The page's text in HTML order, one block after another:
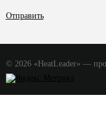
Отправить
© 2026 «HeatLeader» —